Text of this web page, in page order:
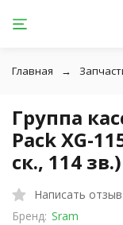
Главная
Группа
Pack XG-
ск., 114 зв.)
Написать отзыв
Бренд: Sram